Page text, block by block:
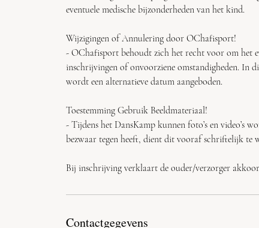
eventuele medische bijzonderheden van het kind.
Wijzigingen of Annulering door OChafisport!
- OChafisport behoudt zich het recht voor om het
inschrijvingen of onvoorziene omstandigheden. In
wordt een alternatieve datum aangeboden.
Toestemming Gebruik Beeldmateriaal!
- Tijdens het DansKamp kunnen foto’s en video’s
bezwaar tegen heeft, dient dit vooraf schriftelijk te
Bij inschrijving verklaart de ouder/verzorger
Contactgegevens